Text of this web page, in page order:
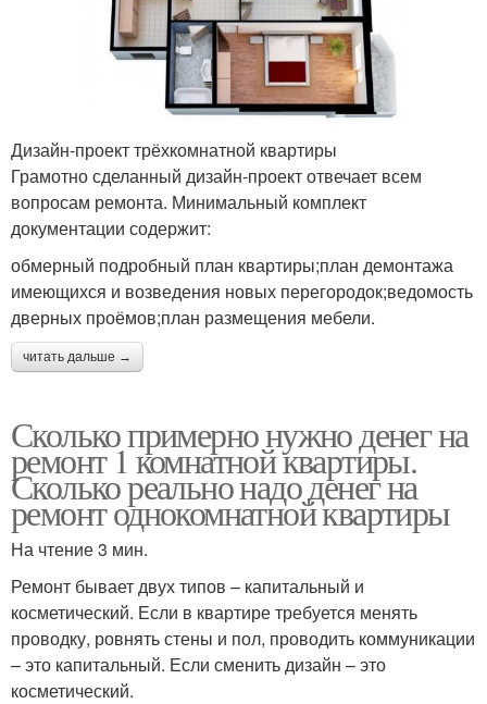
Дизайн-проект трёхкомнатной квартиры
Грамотно сделанный дизайн-проект отвечает всем
вопросам ремонта. Минимальный комплект
документации содержит:
обмерный подробный план квартиры;план демонтажа
имеющихся и возведения новых перегородок;ведомость
дверных проёмов;план размещения мебели.
читать дальше →
Сколько примерно нужно денег на
ремонт 1 комнатной квартиры.
Сколько реально надо денег на
ремонт однокомнатной квартиры
На чтение 3 мин.
Ремонт бывает двух типов – капитальный и
косметический. Если в квартире требуется менять
проводку, ровнять стены и пол, проводить коммуникации
– это капитальный. Если сменить дизайн – это
косметический.